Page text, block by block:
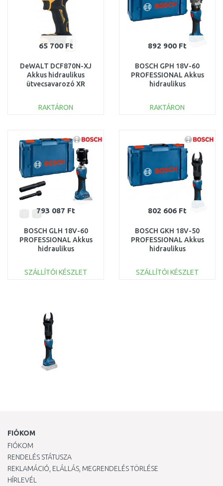
65 700 Ft
DeWALT DCF870N-XJ
Akkus hidraulikus
ütvecsavarozó XR
töltő nélkül)
RAKTÁRON
Összehasonlítás
892 900 Ft
BOSCH GPH 18V-60
PROFESSIONAL Akkus
hidraulikus
06019P0100
RAKTÁRON
Összehasonlítás
793 087 Ft
BOSCH GLH 18V-60
PROFESSIONAL Akkus
hidraulikus
06019P0200
SZÁLLÍTÓI KÉSZLET
802 606 Ft
BOSCH GKH 18V-50
PROFESSIONAL Akkus
hidraulikus
06019P0000
SZÁLLÍTÓI KÉSZLET
FIÓKOM
FIÓKOM
RENDELÉS STÁTUSZA
REKLAMÁCIÓ, ELÁLLÁS, MEGRENDELÉS TÖRLÉSE
HÍRLEVÉL